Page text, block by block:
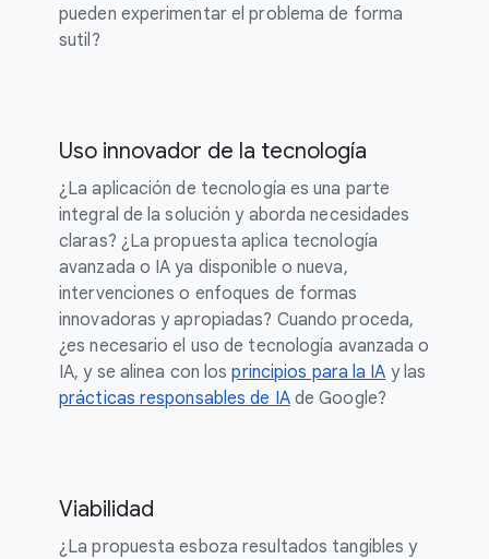
pueden experimentar el problema de forma
sutil?
Uso innovador de la tecnología
¿La aplicación de tecnología es una parte
integral de la solución y aborda necesidades
claras? ¿La propuesta aplica tecnología
avanzada o IA ya disponible o nueva,
intervenciones o enfoques de formas
innovadoras y apropiadas? Cuando proceda,
¿es necesario el uso de tecnología avanzada o
IA, y se alinea con losprincipios para la IA y las
prácticas responsables de IAde Google?
Viabilidad
¿La propuesta esboza resultados tangibles y